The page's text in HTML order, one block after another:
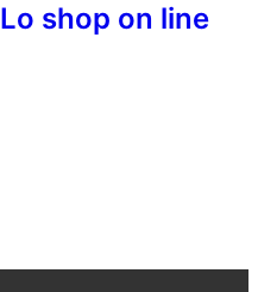
Lo shop on line